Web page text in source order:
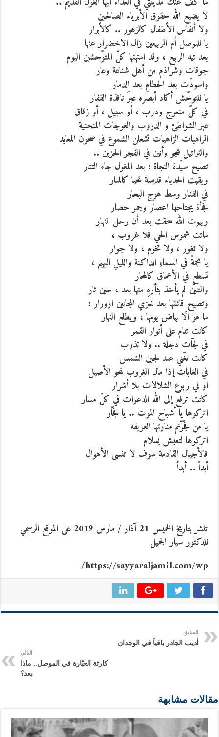
لا يضيع الله حقوق الأبرياء الصالحين
ولا أنفاس الأطفال كالزهور .. كالأبرار
يا للموصل أم الربيعين زال الاخضرار عنها
بعد تيه الربيع ، وقد امتهنها كلّ المتوّحشين اليوم
جوقات وشراذم من أهل شناعة وعار
واسودّت بعد الحطامِ بعد الدمار
يا للتوحّش أكاد أبصره عبرَ نافذة القفار
في كلّ منعرج ودرب ، أو سبيل ، أو زقاق
عبر الشواطئ و الدروب والعوجات المنحنية
الراهبات الزاهيات تشعلن الشموع في صحون المعابد
والتراتيل شجو وأنين في الفجر الحزين ..
تصيح سيّدة النجاة : بعد المغول جاء التتار
وبقيت الحدباء قديسة تحيا كالمنار
في الفنار وسط هوج البحار
فجأة يجتاحها اعصار وجمر حصار
وبيوت الله سحقت بعد أن رحل النهار
ماتت شموس الحي فلا غروب ،
ولا ثغور ، ولا تخوم ، ولا جوار
يا نجمةً في السماءِ الداكنة والليلِ البهيم ،
تسطع في الأعماق كالمحار
والتنيّن لم يأخذ بثأرهِ منها بعد ، حين ثار
وتصيح قائلتها بعد خزي المجانين ازورار :
ما هو الّا بياض يومها ، ويطلع النهار
كانت تنام على أنوار القمر
في لجّات دجلة .. ولا تذوب
كانت تغّني عند لجين الشمس
في الغابات إذا مال الغروب نحو الأصيل
او في ربوع الشلالات بلا أشرار
كانت ترفع إلى الله الدعوات في كلّ مسار
اتركوها يا أشباح الموت .. يا فجّار
يا من فجّرّتم منارتها العريقة
اتركوها لتعيش بسلام
فالأجيال القادمة سوف لا تنسى الأهوال
أبداً .. أبداً
تنشر بتاريخ الخميس 21 آذار / مارس 2019 على الموقع الرسمي
للدكتور سيار الجميل
https://sayyaraljamil.com/wp/
السابق
أديب الجادر باقياً في الوجدان
التالي
كارثة العبّارة في الموصل.. ماذا
بعد؟
مقالات مشابهة